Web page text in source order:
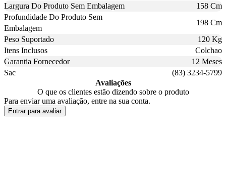
Largura Do Produto Sem Embalagem
158 Cm
Profundidade Do Produto Sem
Embalagem
198 Cm
Peso Suportado
120 Kg
Itens Inclusos
Colchao
Garantia Fornecedor
12 Meses
Sac
(83) 3234-5799
Avaliações
O que os clientes estão dizendo sobre o produto
Para enviar uma avaliação, entre na sua conta.
Entrar para avaliar